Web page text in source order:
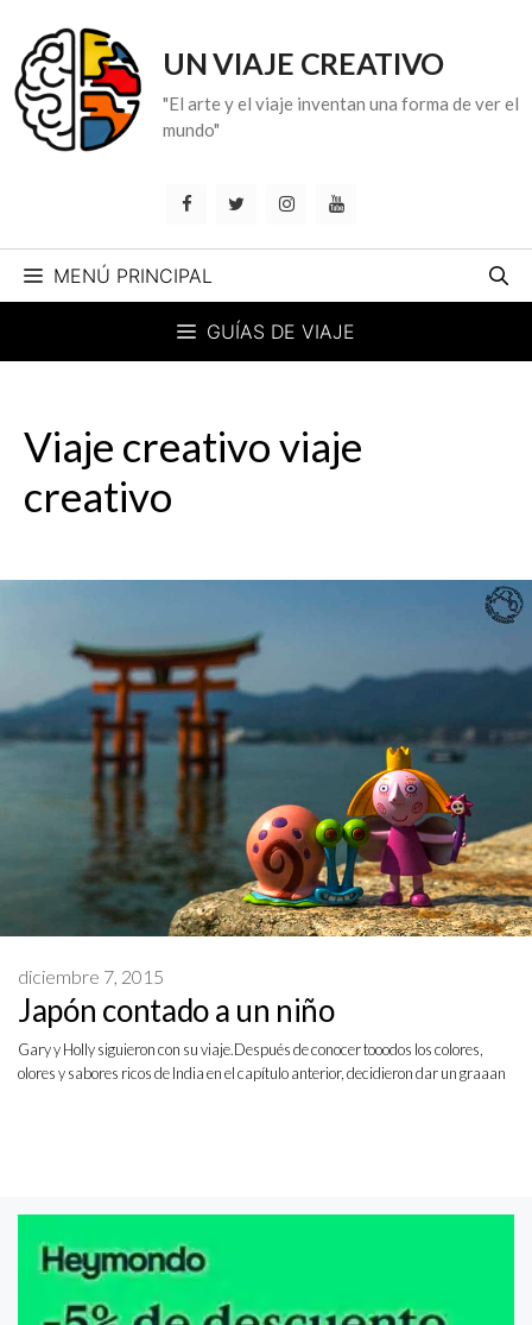
contenido
UN VIAJE CREATIVO
"El arte y el viaje inventan una forma de ver el
mundo"
MENÚ PRINCIPAL
GUÍAS DE VIAJE
Viaje creativo viaje
creativo
Japón contado a un niño
diciembre 7, 2015
Gary y Holly siguieron con su viaje.Después de conocer tooodos los colores,
olores y sabores ricos de India en el capítulo anterior, decidieron dar un graaan